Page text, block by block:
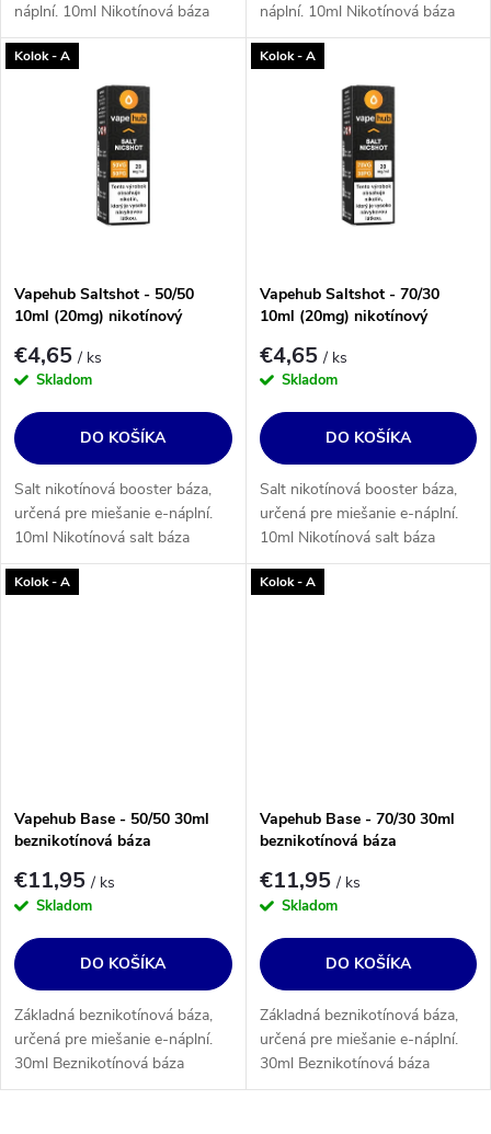
náplní. 10ml Nikotínová báza
20mg (PG50/VG50).
náplní. 10ml Nikotínová báza
20mg (PG30/VG70).
Kolok - A
Vapehub Saltshot - 50/50
10ml (20mg) nikotínový
€4,65/ ks
Skladom
DO KOŠÍKA
Salt nikotínová booster báza,
určená pre miešanie e-náplní.
10ml Nikotínová salt báza
20mg (PG50/VG50).
Kolok - A
Vapehub Saltshot - 70/30
10ml (20mg) nikotínový
€4,65/ ks
Skladom
DO KOŠÍKA
Salt nikotínová booster báza,
určená pre miešanie e-náplní.
10ml Nikotínová salt báza
20mg (PG30/VG70).
Kolok - A
Vapehub Base - 50/50 30ml
beznikotínová báza
€11,95/ ks
Skladom
DO KOŠÍKA
Základná beznikotínová báza,
určená pre miešanie e-náplní.
30ml Beznikotínová báza
(PG50/VG50).
Kolok - A
Vapehub Base - 70/30 30ml
beznikotínová báza
€11,95/ ks
Skladom
DO KOŠÍKA
Základná beznikotínová báza,
určená pre miešanie e-náplní.
30ml Beznikotínová báza
(PG30/VG70).